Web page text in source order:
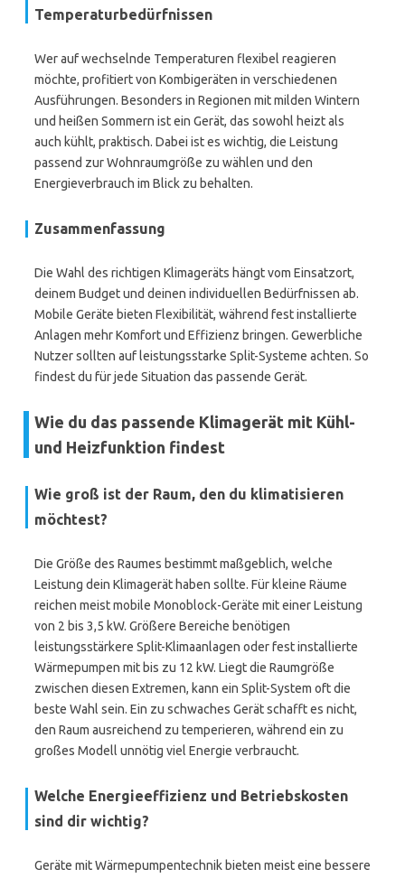
Temperaturbedürfnissen
Wer auf wechselnde Temperaturen flexibel reagieren
möchte, profitiert von Kombigeräten in verschiedenen
Ausführungen. Besonders in Regionen mit milden Wintern
und heißen Sommern ist ein Gerät, das sowohl heizt als
auch kühlt, praktisch. Dabei ist es wichtig, die Leistung
passend zur Wohnraumgröße zu wählen und den
Energieverbrauch im Blick zu behalten.
Zusammenfassung
Die Wahl des richtigen Klimageräts hängt vom Einsatzort,
deinem Budget und deinen individuellen Bedürfnissen ab.
Mobile Geräte bieten Flexibilität, während fest installierte
Anlagen mehr Komfort und Effizienz bringen. Gewerbliche
Nutzer sollten auf leistungsstarke Split-Systeme achten. So
findest du für jede Situation das passende Gerät.
Wie du das passende Klimagerät mit Kühl-
und Heizfunktion findest
Wie groß ist der Raum, den du klimatisieren
möchtest?
Die Größe des Raumes bestimmt maßgeblich, welche
Leistung dein Klimagerät haben sollte. Für kleine Räume
reichen meist mobile Monoblock-Geräte mit einer Leistung
von 2 bis 3,5 kW. Größere Bereiche benötigen
leistungsstärkere Split-Klimaanlagen oder fest installierte
Wärmepumpen mit bis zu 12 kW. Liegt die Raumgröße
zwischen diesen Extremen, kann ein Split-System oft die
beste Wahl sein. Ein zu schwaches Gerät schafft es nicht,
den Raum ausreichend zu temperieren, während ein zu
großes Modell unnötig viel Energie verbraucht.
Welche Energieeffizienz und Betriebskosten
sind dir wichtig?
Geräte mit Wärmepumpentechnik bieten meist eine bessere